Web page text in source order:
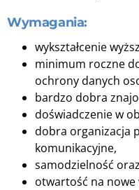
Wymagania:
wykształcenie
minimum roczne
ochrony danych
bardzo dobra
doświadczenie w
dobra organizacja
komunikacyjne,
samodzielność
otwartość na nowe